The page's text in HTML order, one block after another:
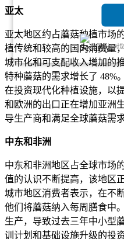
我们保证对
亚太
亚太地区约占蘑菇种植市场
植传统和较高的国内消费量
城市化和可支配收入增加的
特种蘑菇的需求增长了 48%
在投资现代化种植设施，以
和欧洲的出口正在增加亚洲
导生产商和满足全球蘑菇需
中东和非洲
中东和非洲地区占全球市场
值的认识不断提高，该地区
城市地区消费者表示，在不
他们将蘑菇纳入每周膳食中
生产，导致过去三年中小型
训计划和基础设施升级的投